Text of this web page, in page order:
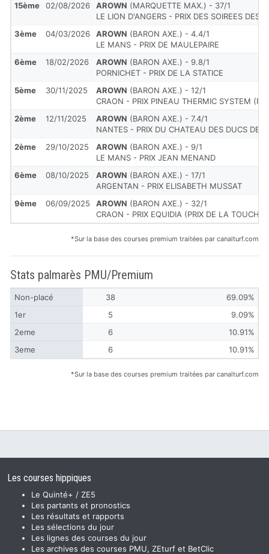
15ème 02/08/2026 AROWN (MARQUETTE MAX.) - 37/1
LE LION D'ANGERS - PRIX DES SOIREES DES
3ème
04/03/2026 AROWN (BARON AXE.) - 4.4/1
LE MANS - PRIX DE MAULEPAIRE
6ème
18/02/2026 AROWN (BARON AXE.) - 9.8/1
PORNICHET - PRIX DE LA STATICE
5ème
30/11/2025 AROWN (BARON AXE.) - 12/1
CRAON - PRIX PINEAU THERMIC SYSTEM
2ème
12/11/2025 AROWN (BARON AXE.) - 7.4/1
NANTES - PRIX DU CHATEAU DES DUCS DE
2ème
29/10/2025 AROWN (BARON AXE.) - 9/1
LE MANS - PRIX JEAN MENAND
6ème
08/10/2025 AROWN (BARON AXE.) - 17/1
ARGENTAN - PRIX ELISABETH MUSSAT
9ème
06/09/2025 AROWN (BARON AXE.) - 32/1
CRAON - PRIX EQUIDIA (PRIX DE LA TOUCHE)
*Sur la base des courses premium traitées par canalturf.com
Stats palmarès PMU/Premium
Non-placé 38
69.09%
1er
5
9.09%
2eme
6
10.91%
3eme
6 10.91%
*Sur la base des courses premium traitées par canalturf.com
Les courses hippiques
Le Quinté+ / ZE5
Les partants et pronostics
Les résultats et rapports
Les sélections du jour
Les lignes des courses du jour
Les archives des courses PMU, ZEturf et BetClic